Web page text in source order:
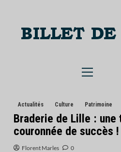
content
Menu
Actualités Culture Patrimoine
Braderie de Lille : une
couronnée de succès !
Florent Marles 0